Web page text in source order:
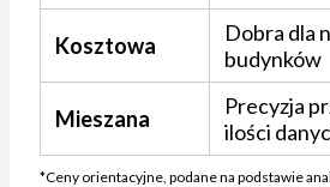
Kosztowa
Dobra dla
budynków
Mieszana
Precyzja
ilości
*Ceny orientacyjne, podane na podstawie